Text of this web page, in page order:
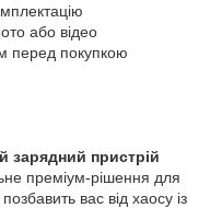
або відео
перед покупкою
зарядний пристрій
преміум-рішення для
вас від хаосу із